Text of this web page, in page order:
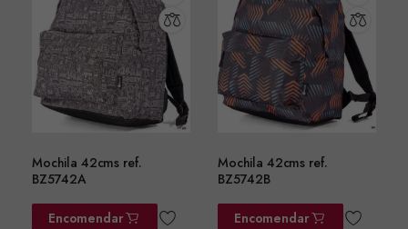
Mochila 42cms ref.
BZ5742A
Encomendar
Mochila 42cms ref.
BZ5742B
Encomendar